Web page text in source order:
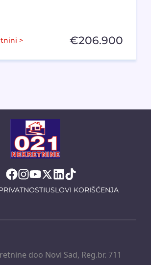
> €206.900
USLOVI KORIŠĆENJA
doo Novi Sad, Reg.br. 711